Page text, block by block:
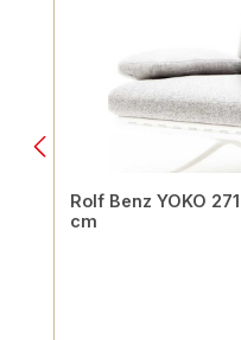
Rolf Benz YOKO
cm